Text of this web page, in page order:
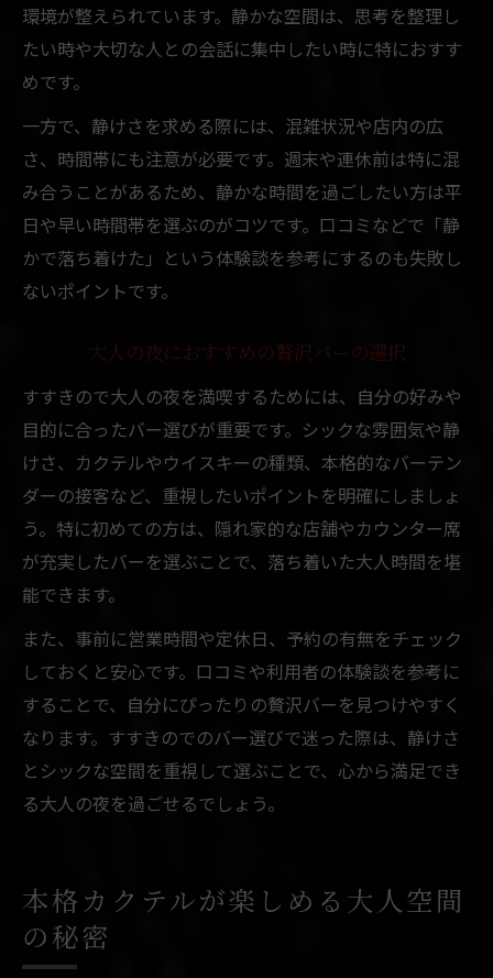
環境が整えられています。静かな空間は、思考を整理し
たい時や大切な人との会話に集中したい時に特におすす
めです。
一方で、静けさを求める際には、混雑状況や店内の広
さ、時間帯にも注意が必要です。週末や連休前は特に混
み合うことがあるため、静かな時間を過ごしたい方は平
日や早い時間帯を選ぶのがコツです。口コミなどで「静
かで落ち着けた」という体験談を参考にするのも失敗し
ないポイントです。
大人の夜におすすめの贅沢バーの選択
すすきので大人の夜を満喫するためには、自分の好みや
目的に合ったバー選びが重要です。シックな雰囲気や静
けさ、カクテルやウイスキーの種類、本格的なバーテン
ダーの接客など、重視したいポイントを明確にしましょ
う。特に初めての方は、隠れ家的な店舗やカウンター席
が充実したバーを選ぶことで、落ち着いた大人時間を堪
能できます。
また、事前に営業時間や定休日、予約の有無をチェック
しておくと安心です。口コミや利用者の体験談を参考に
することで、自分にぴったりの贅沢バーを見つけやすく
なります。すすきのでのバー選びで迷った際は、静けさ
とシックな空間を重視して選ぶことで、心から満足でき
る大人の夜を過ごせるでしょう。
本格カクテルが楽しめる大人空間
の秘密